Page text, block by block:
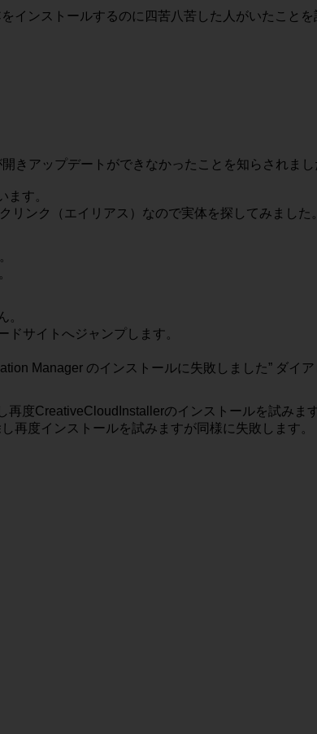
ンストールするのに四苦八苦した人がいたことを
きアップデートができなかったことを知らされまし
す。
ンク（エイリアス）なので実体を探してみました。
。
サイトへジャンプします。
Manager のインストールに失敗しました” ダイア
度CreativeCloudInstallerのインストールを試みま
再度インストールを試みますが同様に失敗します。